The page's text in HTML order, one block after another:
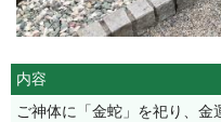
内容
ご神体に「金蛇」を祀り、金